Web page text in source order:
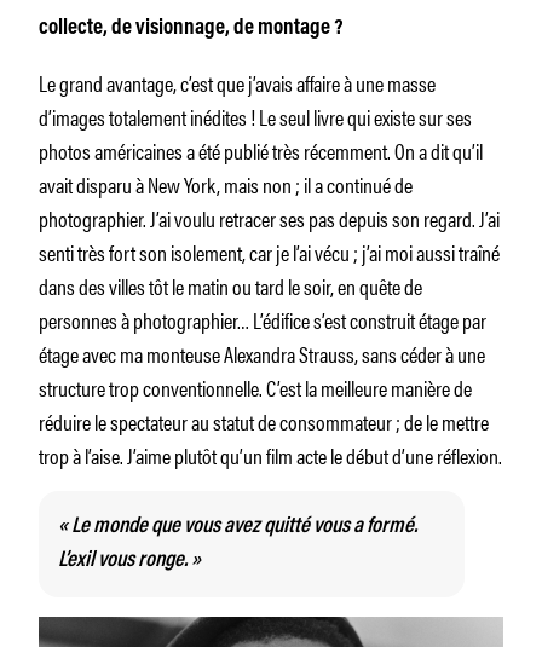
collecte, de visionnage, de montage ?
Le grand avantage, c’est que j’avais affaire à une masse
d’images totalement inédites ! Le seul livre qui existe sur ses
photos américaines a été publié très récemment. On a dit qu’il
avait disparu à New York, mais non ; il a continué de
photographier. J’ai voulu retracer ses pas depuis son regard. J’ai
senti très fort son isolement, car je l’ai vécu ; j’ai moi aussi traîné
dans des villes tôt le matin ou tard le soir, en quête de
personnes à photographier… L’édifice s’est construit étage par
étage avec ma monteuse Alexandra Strauss, sans céder à une
structure trop conventionnelle. C’est la meilleure manière de
réduire le spectateur au statut de consommateur ; de le mettre
trop à l’aise. J’aime plutôt qu’un film acte le début d’une réflexion.
« Le monde que vous avez quitté vous a formé.
L’exil vous ronge. »